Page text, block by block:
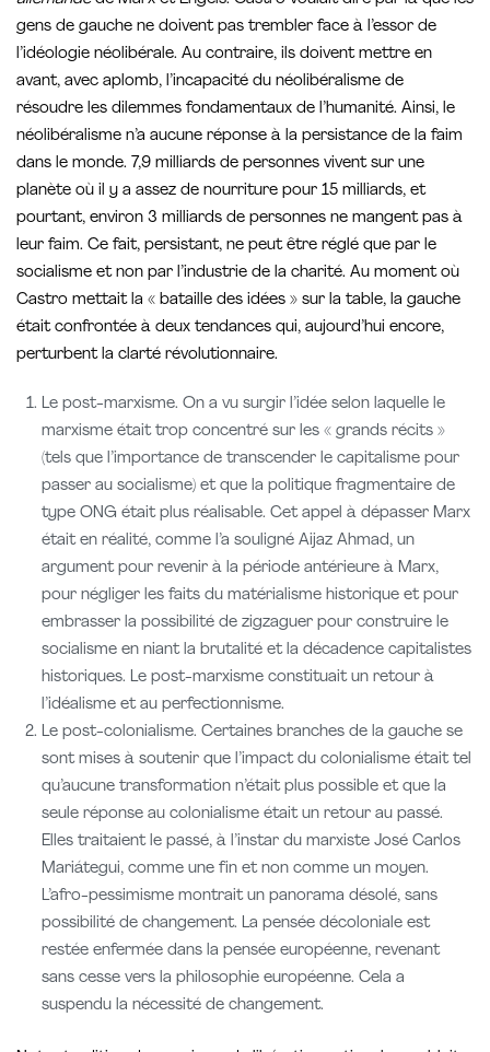
gens de gauche ne doivent pas trembler face à l’essor de
l’idéologie néolibérale. Au contraire, ils doivent mettre en
avant, avec aplomb, l’incapacité du néolibéralisme de
résoudre les dilemmes fondamentaux de l’humanité. Ainsi, le
néolibéralisme n’a aucune réponse à la persistance de la faim
dans le monde. 7,9 milliards de personnes vivent sur une
planète où il y a assez de nourriture pour 15 milliards, et
pourtant, environ 3 milliards de personnes ne mangent pas à
leur faim. Ce fait, persistant, ne peut être réglé que par le
socialisme et non par l’industrie de la charité. Au moment où
Castro mettait la « bataille des idées » sur la table, la gauche
était confrontée à deux tendances qui, aujourd’hui encore,
perturbent la clarté révolutionnaire.
Le post-marxisme. On a vu surgir l’idée selon laquelle le
marxisme était trop concentré sur les « grands récits »
(tels que l’importance de transcender le capitalisme pour
passer au socialisme) et que la politique fragmentaire de
type ONG était plus réalisable. Cet appel à dépasser Marx
était en réalité, comme l’a souligné Aijaz Ahmad, un
argument pour revenir à la période antérieure à Marx,
pour négliger les faits du matérialisme historique et pour
embrasser la possibilité de zigzaguer pour construire le
socialisme en niant la brutalité et la décadence capitalistes
historiques. Le post-marxisme constituait un retour à
l’idéalisme et au perfectionnisme.
Le post-colonialisme. Certaines branches de la gauche se
sont mises à soutenir que l’impact du colonialisme était tel
qu’aucune transformation n’était plus possible et que la
seule réponse au colonialisme était un retour au passé.
Elles traitaient le passé, à l’instar du marxiste José Carlos
Mariátegui, comme une fin et non comme un moyen.
L’afro-pessimisme montrait un panorama désolé, sans
possibilité de changement. La pensée décoloniale est
restée enfermée dans la pensée européenne, revenant
sans cesse vers la philosophie européenne. Cela a
suspendu la nécessité de changement.